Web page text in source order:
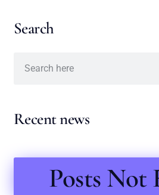
Search
Recent news
Posts Not